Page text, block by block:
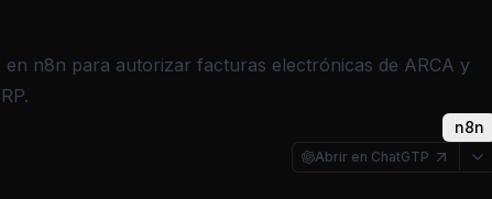
n8n para autorizar facturas electrónicas de ARCA y
n8n
Abrir en ChatGTP